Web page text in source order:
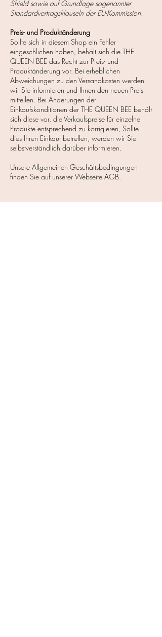
Shieldsowie auf Grundlage sogenannter
Standardvertragsklauseln der EU-Kommission.
Preis- und Produktänderung
Sollte sich in diesem Shop ein Fehler
eingeschlichen haben, behält sich die THE
QUEEN BEE das Recht zur Preis- und
Produktänderung vor. Bei erheblichen
Abweichungen zu den Versandkosten werden
wir Sie informieren und Ihnen den neuen Preis
mitteilen. Bei Änderungen der
Einkaufskonditionen der THE QUEEN BEE behält
sich diese vor, die Verkaufspreise für einzelne
Produkte entsprechend zu korrigieren, Sollte
dies Ihren Einkauf betreffen, werden wir Sie
selbstverständlich darüber informieren.
Unsere Allgemeinen Geschäftsbedingungen
finden Sie auf unserer Webseite AGB.